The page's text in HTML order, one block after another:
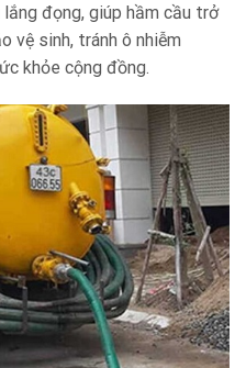
đọng, giúp hầm cầu trở
vệ sinh, tránh ô nhiễm
khỏe cộng đồng.